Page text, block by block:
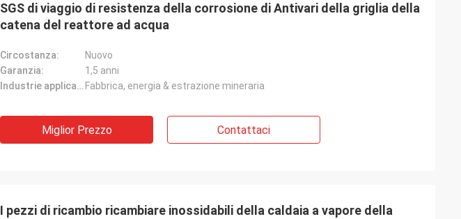
SGS di viaggio di resistenza della corrosione di Antivari della griglia della
catena del reattore ad acqua
Circostanza:
Nuovo
Garanzia:
1,5 anni
Industrie applicabili: Fabbrica, energia & estrazione mineraria
Miglior Prezzo Contattaci
I pezzi di ricambio ricambiare inossidabili della caldaia a vapore della